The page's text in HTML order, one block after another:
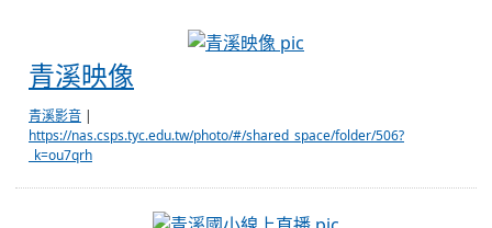
青溪映像
青溪影音 |
https://nas.csps.tyc.edu.tw/photo/#/shared_space/folder/506?
_k=ou7qrh